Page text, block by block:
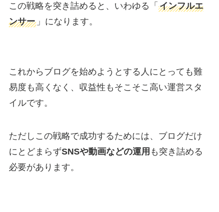
この戦略を突き詰めると、いわゆる「 インフルエ
ンサー」になります。
これからブログを始めようとする人にとっても難
易度も高くなく、収益性もそこそこ高い運営スタ
イルです。
ただしこの戦略で成功するためには、ブログだけ
にとどまらずSNSや動画などの運用 も突き詰める
必要があります。